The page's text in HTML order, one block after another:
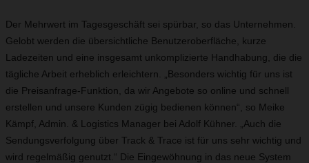
Der Mehrwert im Tagesgeschäft sei spürbar, so das Unternehmen.
Gelobt werden die übersichtliche Benutzeroberfläche, kurze
Ladezeiten und eine insgesamt unkomplizierte Handhabung, die die
tägliche Arbeit erheblich erleichtern. „Besonders wichtig für uns ist
die Preisanfrage-Funktion, da wir Angebote so online und schnell
erstellen und unsere Kunden zügig bedienen können“, so Meike
Kämpf, Admin. & Logistics Manager bei Adolf Kühner. „Auch die
Sendungsverfolgung über Track & Trace ist für uns sehr wichtig und
wird regelmäßig genutzt.“ Die Eingewöhnung in das neue System